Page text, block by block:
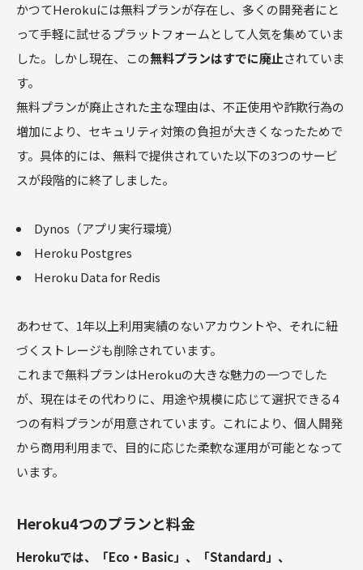
かつてHerokuには無料プランが存在し、多くの開発者にと
って手軽に試せるプラットフォームとして人気を集めていま
した。しかし現在、この無料プランはすでに廃止されていま
す。
無料プランが廃止された主な理由は、不正使用や詐欺行為の
増加により、セキュリティ対策の負担が大きくなったためで
す。具体的には、無料で提供されていた以下の3つのサービ
スが段階的に終了しました。
Dynos（アプリ実行環境）
Heroku Postgres
Heroku Data for Redis
あわせて、1年以上利用実績のないアカウントや、それに紐
づくストレージも削除されています。
これまで無料プランはHerokuの大きな魅力の一つでした
が、現在はその代わりに、用途や規模に応じて選択できる4
つの有料プランが用意されています。これにより、個人開発
から商用利用まで、目的に応じた柔軟な運用が可能となって
います。
Heroku4つのプランと料金
Herokuでは、「Eco・Basic」、「Standard」、